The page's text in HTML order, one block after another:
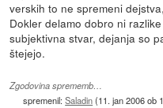
verskih to ne spremeni
Dokler delamo dobro ni
subjektivna stvar, dejanja so
štejejo.
Zgodovina sprememb…
spremenil:Saladin(11. jan 2006 ob